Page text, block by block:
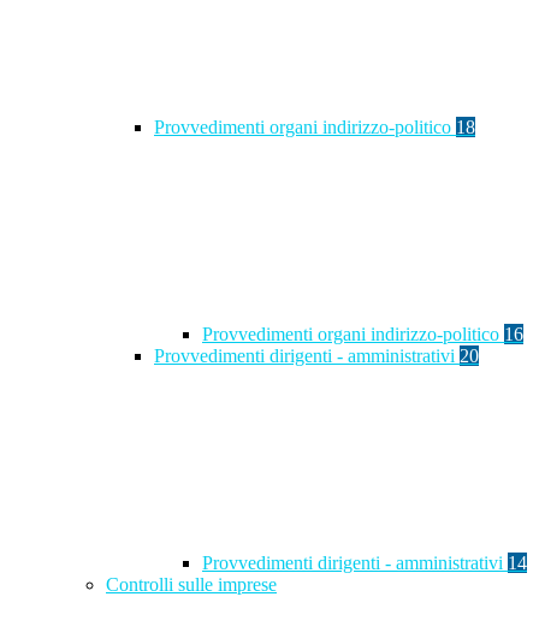
Provvedimenti organi indirizzo-politico 18
Provvedimenti organi indirizzo-politico 16
Provvedimenti dirigenti - amministrativi 20
Provvedimenti dirigenti - amministrativi 14
Controlli sulle imprese